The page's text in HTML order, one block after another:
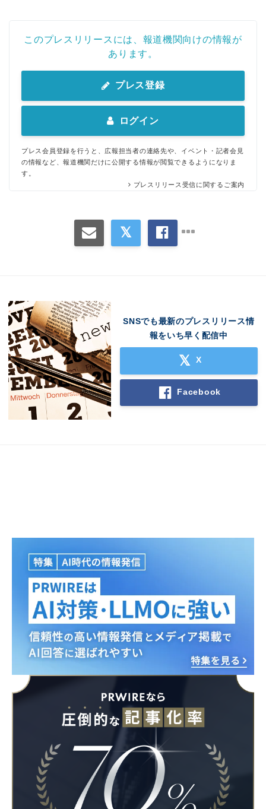
このプレスリリースには、報道機関向けの情報が
あります。
プレス登録
ログイン
プレス会員登録を行うと、広報担当者の連絡先や、イベント・記者会見
の情報など、報道機関だけに公開する情報が閲覧できるようになりま
す。
プレスリリース受信に関するご案内
SNSでも最新のプレスリリース情
報をいち早く配信中
X
Facebook
Japanese